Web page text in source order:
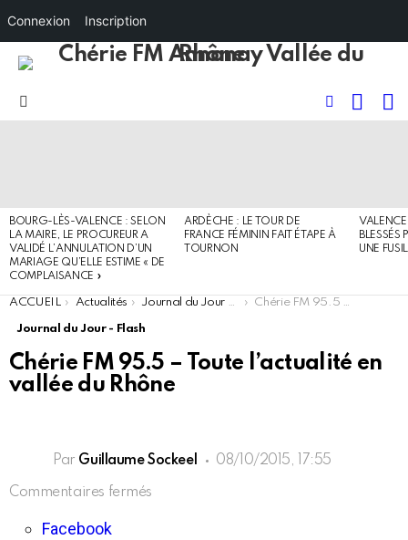
FOLLOW
BOURG-LÈS-VALENCE : SELON
LA MAIRE, LE PROCUREUR A
VALIDÉ L’ANNULATION D’UN
MARIAGE QU’ELLE ESTIME « DE
COMPLAISANCE »
ARDÈCHE : LE TOUR DE
FRANCE FÉMININ FAIT ÉTAPE À
TOURNON
BLESSÉS
UNE
You are here:
ACCUEIL Actualités Journal du Jour - Flash Chérie FM 95.5 – Toute l’actualité en vallée du Rhône
Journal du Jour - Flash
Chérie FM 95.5 – Toute l’actualité en
vallée du Rhône
Par Guillaume Sockeel 08/10/2015, 17:55
Commentaires fermés
Facebook
Connexion Inscription